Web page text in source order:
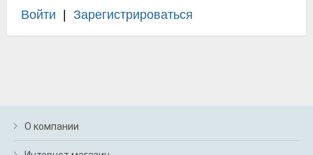
Войти Зарегистрироваться
О компании